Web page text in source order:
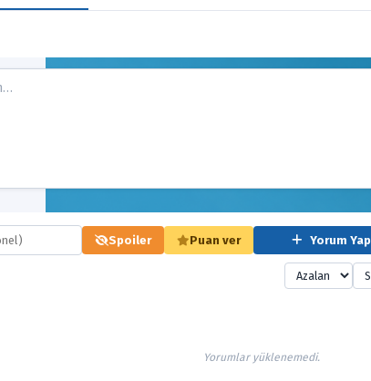
Spoiler Puan ver Yorum Yap
Yorumlar yüklenemedi.